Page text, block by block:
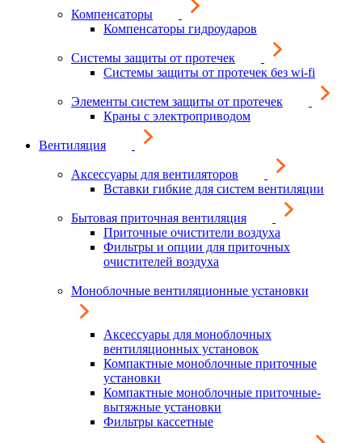
Компенсаторы
Компенсаторы гидроударов
Системы защиты от протечек
Системы защиты от протечек без wi-fi
Элементы систем защиты от протечек
Краны с электроприводом
Вентиляция
Аксессуары для вентиляторов
Вставки гибкие для систем вентиляции
Бытовая приточная вентиляция
Приточные очистители воздуха
Фильтры и опции для приточных
очистителей воздуха
Моноблочные вентиляционные установки
Аксессуары для моноблочных
вентиляционных установок
Компактные моноблочные приточные
установки
Компактные моноблочные приточные-
вытяжные установки
Фильтры кассетные